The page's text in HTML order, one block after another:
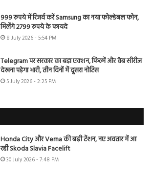
999 रुपये में रिजर्व करें Samsung का नया फोल्डेबल फोन,
मिलेंगे 2799 रुपये के फायदे
8 July 2026 - 5:54 PM
Telegram पर सरकार का बड़ा एक्शन, फिल्में और वेब सीरीज
देखना पड़ेगा भारी, तीन दिनों में दूसरा नोटिस
5 July 2026 - 2:25 PM
Honda City और Verna की बढ़ी टेंशन, नए अवतार में आ
रही Skoda Slavia Facelift
30 July 2026 - 7:48 PM